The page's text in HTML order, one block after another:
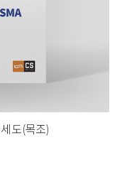
도(목조)